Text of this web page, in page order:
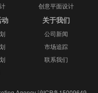
创意平面设计
关于我们
公司新闻
市场追踪
联系我们